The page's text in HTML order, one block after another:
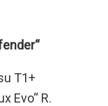
T1+
Evo“ R.